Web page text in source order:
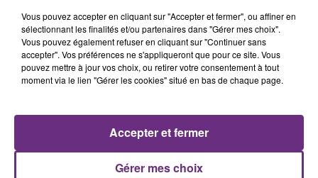
présente.
LE MAGASIN JOUÉCLUB DE REIMS FERME
C'était l'une des institutions du centre-ville
rémois. Le magasin JouéClub est contraint de
Vous pouvez accepter en cliquant sur "Accepter et fermer", ou affiner en
sélectionnant les finalités et/ou partenaires dans "Gérer mes choix".
Vous pouvez également refuser en cliquant sur "Continuer sans
accepter". Vos préférences ne s'appliqueront que pour ce site. Vous
pouvez mettre à jour vos choix, ou retirer votre consentement à tout
moment via le lien "Gérer les cookies" situé en bas de chaque page.
Gérer mes choix
Accepter et fermer